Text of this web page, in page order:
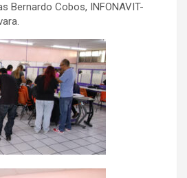
Bernardo Cobos, INFONAVIT-